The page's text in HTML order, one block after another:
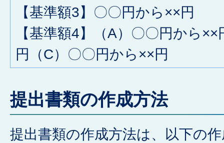
【基準額3】〇〇円から××円
【基準額4】（A）〇〇円から
円（C）〇〇円から××円
提出書類の作成方法
提出書類の作成方法は、以下の